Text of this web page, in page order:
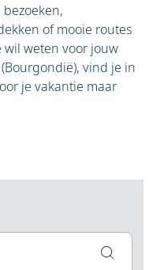
of mooie routes
wil weten voor jouw
vind je in
je vakantie maar